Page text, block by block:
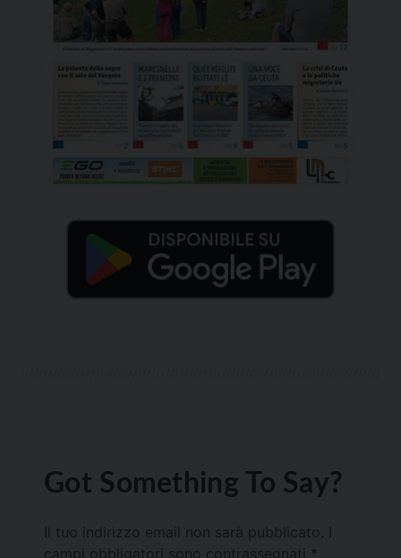
Got Something To Say?
Il tuo indirizzo email non sarà pubblicato.
campi obbligatori sono contrassegnati *